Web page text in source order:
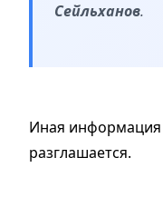
Сейльханов.
Иная информация
разглашается.